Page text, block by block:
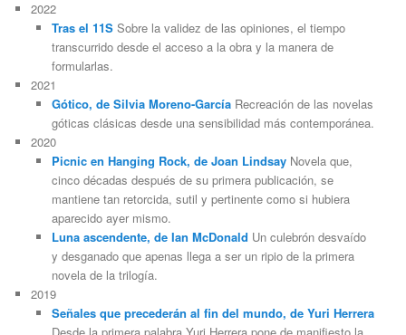
2022
Tras el 11SSobre la validez de las opiniones, el tiempo
transcurrido desde el acceso a la obra y la manera de
formularlas.
2021
Gótico, de Silvia Moreno-GarcíaRecreación de las novelas
góticas clásicas desde una sensibilidad más contemporánea.
2020
Picnic en Hanging Rock, de Joan LindsayNovela que,
cinco décadas después de su primera publicación, se
mantiene tan retorcida, sutil y pertinente como si hubiera
aparecido ayer mismo.
Luna ascendente, de Ian McDonald Un culebrón desvaído
y desganado que apenas llega a ser un ripio de la primera
novela de la trilogía.
2019
Señales que precederán al fin del mundo, de Yuri Herrera
Desde la primera palabra Yuri Herrera pone de manifiesto la